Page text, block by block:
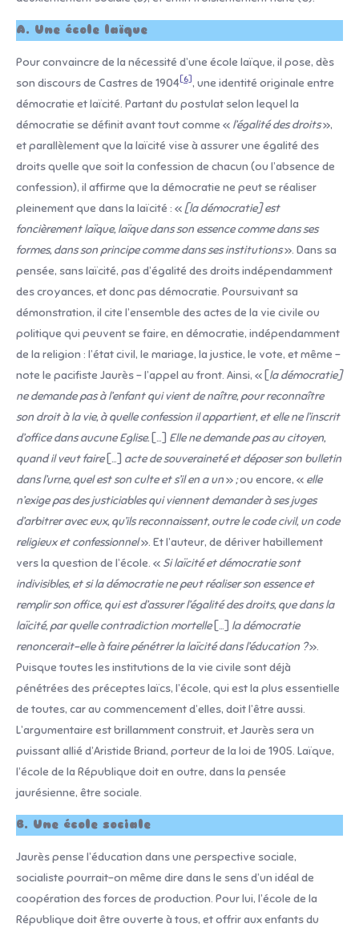
A. Une école laïque
Pour convaincre de la nécessité d’une école laïque, il pose, dès
son discours de Castres de 1904 [6] , une identité originale entre
démocratie et laïcité. Partant du postulat selon lequel la
démocratie se définit avant tout comme « l’égalité des droits»,
et parallèlement que la laïcité vise à assurer une égalité des
droits quelle que soit la confession de chacun (ou l’absence de
confession), il affirme que la démocratie ne peut se réaliser
pleinement que dans la laïcité : « [la démocratie] est
foncièrement laïque, laïque dans son essence comme dans ses
formes, dans son principe comme dans ses institutions». Dans sa
pensée, sans laïcité, pas d’égalité des droits indépendamment
des croyances, et donc pas démocratie. Poursuivant sa
démonstration, il cite l’ensemble des actes de la vie civile ou
politique qui peuvent se faire, en démocratie, indépendamment
de la religion : l’état civil, le mariage, la justice, le vote, et même –
note le pacifiste Jaurès – l’appel au front. Ainsi, « [la démocratie]
ne demande pas à l’enfant qui vient de naître, pour reconnaître
son droit à la vie, à quelle confession il appartient, et elle ne l’inscrit
d’office dans aucune Eglise. […] Elle ne demande pas au citoyen,
quand il veut faire[…] acte de souveraineté et déposer son bulletin
dans l’urne, quel est son culte et s’il en a un»;ou encore, « elle
n’exige pas des justiciables qui viennent demander à ses juges
d’arbitrer avec eux, qu’ils reconnaissent, outre le code civil, un code
religieux et confessionnel». Et l’auteur, de dériver habillement
vers la question de l’école. « Si laïcité et démocratie sont
indivisibles, et si la démocratie ne peut réaliser son essence et
remplir son office, qui est d’assurer l’égalité des droits, que dans la
laïcité, par quelle contradiction mortelle[…] la démocratie
renoncerait-elle à faire pénétrer la laïcité dans l’éducation ?».
Puisque toutes les institutions de la vie civile sont déjà
pénétrées des préceptes laïcs, l’école, qui est la plus essentielle
de toutes, car au commencement d’elles, doit l’être aussi.
L’argumentaire est brillamment construit, et Jaurès sera un
puissant allié d’Aristide Briand, porteur de la loi de 1905. Laïque,
l’école de la République doit en outre, dans la pensée
jaurésienne, être sociale.
B. Une école sociale
Jaurès pense l’éducation dans une perspective sociale,
socialiste pourrait-on même dire dans le sens d’un idéal de
coopération des forces de production. Pour lui, l’école de la
République doit être ouverte à tous, et offrir aux enfants du